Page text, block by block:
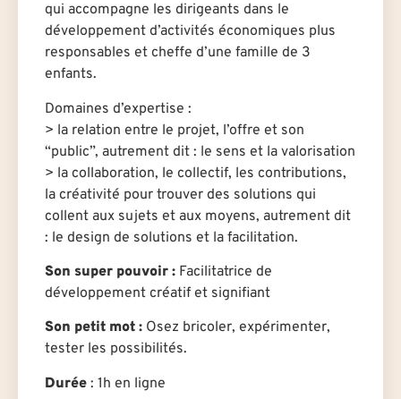
qui accompagne les dirigeants dans le
développement d’activités économiques plus
responsables et cheffe d’une famille de 3
enfants.
Domaines d’expertise :
> la relation entre le projet, l’offre et son
“public”, autrement dit : le sens et la valorisation
> la collaboration, le collectif, les contributions,
la créativité pour trouver des solutions qui
collent aux sujets et aux moyens, autrement dit
: le design de solutions et la facilitation.
Son super pouvoir : Facilitatrice de
développement créatif et signifiant
Son petit mot : Osez bricoler, expérimenter,
tester les possibilités.
Durée : 1h en ligne